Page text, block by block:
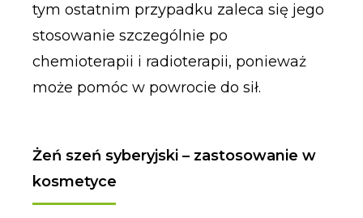
tym ostatnim przypadku zaleca się jego
stosowanie szczególnie po
chemioterapii i radioterapii, ponieważ
może pomóc w powrocie do sił.
Żeń szeń syberyjski – zastosowanie w
kosmetyce